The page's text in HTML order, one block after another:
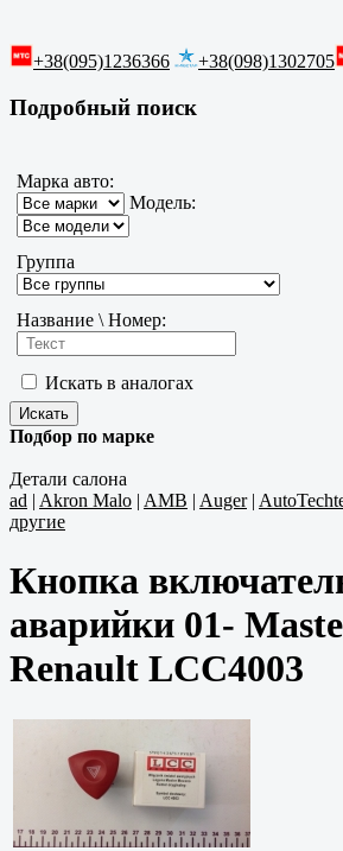
+38(095)1236366 +38(098)1302705
Подробный поиск
Марка авто:
Модель:
Группа
Название \ Номер:
Искать в аналогах
Подбор по марке
Детали салона
ad | Akron Malo | AMB | Auger|
другие
Кнопка
аварийки 01-
Renault LCC4003